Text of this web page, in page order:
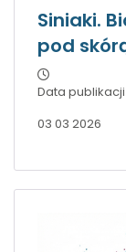
Siniaki.
pod
Data publikacji
03 03 2026